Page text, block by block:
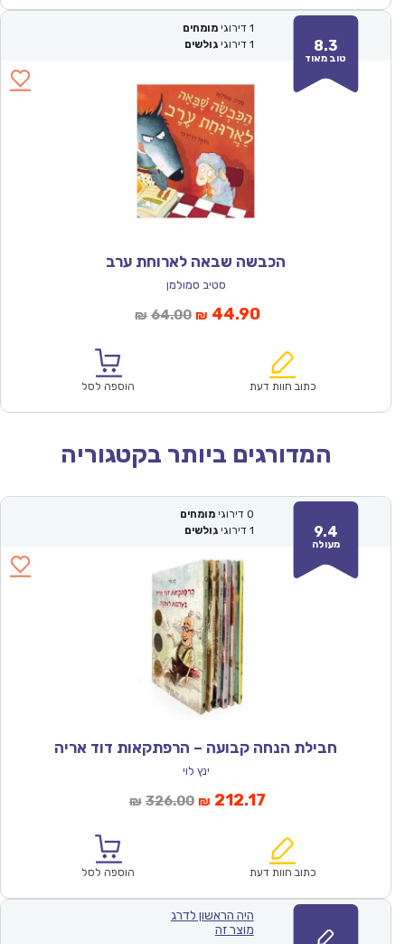
8.3
טוב מאוד
1 דירוגי מומחים
1 דירוגי גולשים
הכבשה שבאה לארוחת ערב
סטיב סמולמן
₪ 64.00המחיר
₪64.00.
₪ 44.90המחיר
הוא:
כתוב חוות דעת הוספה לסל
המדורגים ביותר בקטגוריה
9.4
מעולה
0 דירוגי מומחים
1 דירוגי גולשים
חבילת הנחה קבועה – הרפתקאות דוד אריה
ינץ לוי
₪ 326.00המחיר
₪326.00.
₪ 212.17
הוא:
כתוב חוות דעת הוספה לסל
היה הראשון לדרג
מוצר זה